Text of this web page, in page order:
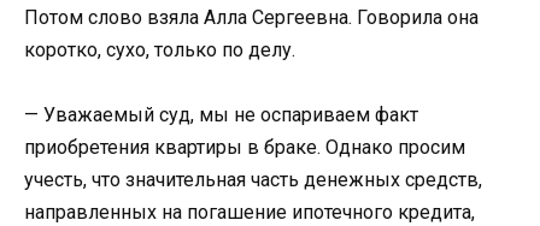
Потом слово взяла Алла Сергеевна. Говорила она
коротко, сухо, только по делу.
— Уважаемый суд, мы не оспариваем факт
приобретения квартиры в браке. Однако просим
учесть, что значительная часть денежных средств,
направленных на погашение ипотечного кредита,